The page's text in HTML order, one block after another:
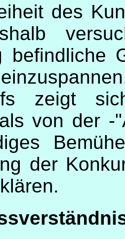
des
befindliche
zeigt
von der -
der